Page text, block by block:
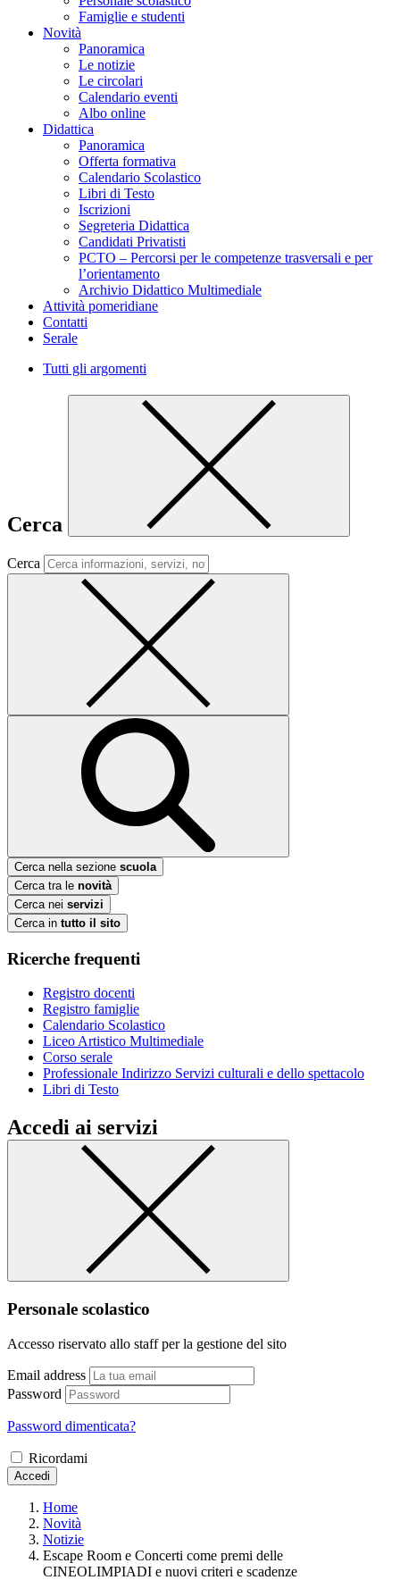
Famiglie e studenti
Novità
Panoramica
Le notizie
Le circolari
Calendario eventi
Albo online
Didattica
Panoramica
Offerta formativa
Calendario Scolastico
Libri di Testo
Iscrizioni
Segreteria Didattica
Candidati Privatisti
PCTO – Percorsi per le competenze trasversali e per
l’orientamento
Archivio Didattico Multimediale
Attività pomeridiane
Contatti
Serale
Tutti gli argomenti
Cerca
Cerca
Cerca nella sezione scuola
Cerca tra le novità
Cerca nei servizi
Cerca in tutto il sito
Ricerche frequenti
Registro docenti
Registro famiglie
Calendario Scolastico
Liceo Artistico Multimediale
Corso serale
Professionale Indirizzo Servizi culturali e dello spettacolo
Libri di Testo
Accedi ai servizi
Personale scolastico
Accesso riservato allo staff per la gestione del sito
Email address
Password
Password dimenticata?
Ricordami
Accedi
Home
Novità
Notizie
Escape Room e Concerti come premi delle
CINEOLIMPIADI e nuovi criteri e scadenze